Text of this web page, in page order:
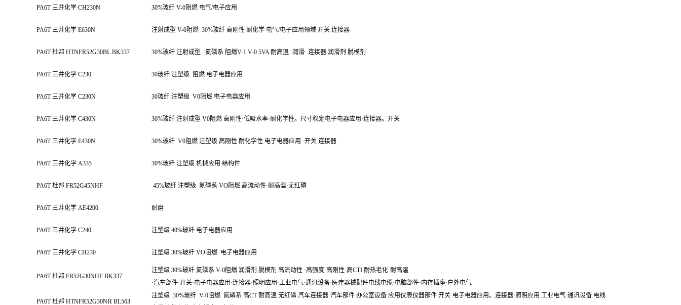
PA6T 三井化学 CH230N 30%玻纤 V-0阻燃 电气/电子应用
PA6T 三井化学 E630N 注射成型 V-0阻燃 30%玻纤 高刚性 耐化学 电气/电子应用领域 开关 连接器
PA6T 杜邦 HTNFR52G30BL BK337 30%玻纤 注射成型 氮磷系 阻燃V-1 V-0 5VA 耐高温 ·润滑· 连接器 润滑剂 脱模剂
PA6T 三井化学 C230 30玻纤 注塑级 阻燃 电子电器应用
PA6T 三井化学 C230N 30玻纤 注塑级 V0阻燃 电子电器应用
PA6T 三井化学 C430N 30%玻纤 注射成型 V0阻燃 高刚性·低吸水率·耐化学性。尺寸稳定电子电器应用·连接器。开关
PA6T 三井化学 E430N 30%玻纤 V0阻燃 注塑级 高刚性 耐化学性 电子电器应用 ·开关 连接器
PA6T 三井化学 A335 30%玻纤 注塑级 机械应用 结构件
PA6T 杜邦 FR52G45NHF 45%玻纤 注塑级 氮磷系 VO阻燃 高流动性·耐高温·无红磷
PA6T 三井化学 AE4200 耐磨
PA6T 三井化学 C240 注塑级 40%玻纤 电子电器应用
PA6T 三井化学 CH230 注塑级 30%玻纤 VO阻燃 电子电器应用
PA6T 杜邦 FR52G30NHF BK337
注塑级 30%玻纤 氮磷系 V-0阻燃 润滑剂 脱模剂 高流动性 ·高强度·高刚性·高CTI 耐热老化·耐高温
·汽车部件·开关·电子电器应用·连接器·照明应用·工业电气·通讯设备·医疗器械配件电线电缆·电脑部件·内存插座·户外电气
PA6T 杜邦 HTNFR52G30NH BL563
注塑级 30%玻纤 V-0阻燃 氮磷系 高CT 耐高温 无红磷 汽车连接器·汽车部件 办公室设备 应用仪表仪器部件 开关·电子电器应用。连接器·照明应用 工业电气·通讯设备 电线